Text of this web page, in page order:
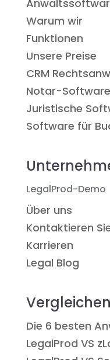
Warum wir
Funktionen
Unsere Preise
CRM
Notar-Software
Juristische
Software für
LegalProd-Demo
Über uns
Kontaktieren
Karrieren
Legal Blog
Die 6 besten
LegalProd VS